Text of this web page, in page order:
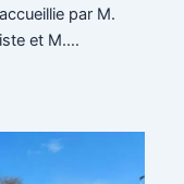
par M.
et M.…